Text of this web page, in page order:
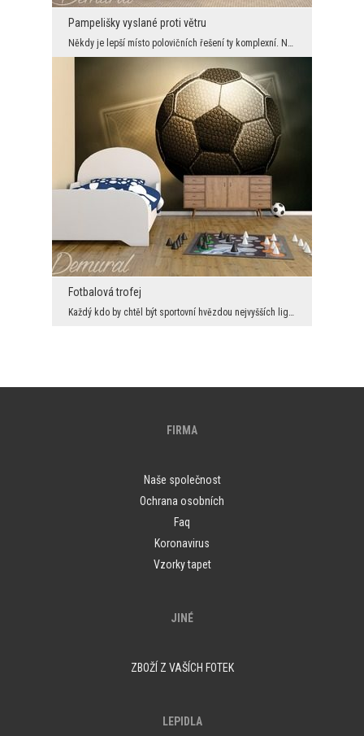
Pampelišky vyslané proti větru
Někdy je lepší místo polovičních řešení ty komplexní. Nemluvíme jen tak do větru a jak už było uv...
Fotbalová trofej
Každý kdo by chtěl být sportovní hvězdou nejvyšších lig sní o zisku prestižní trofeje. Příblížime...
FIRMA
Naše společnost
Ochrana osobních
Faq
Koronavirus
Vzorky tapet
JINÉ
ZBOŽÍ Z VAŠÍCH FOTEK
LEPIDLA